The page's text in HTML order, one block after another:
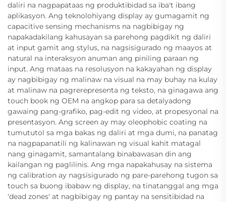
daliri na nagpapataas ng produktibidad sa iba't ibang
aplikasyon. Ang teknolohiyang display ay gumagamit ng
capacitive sensing mechanisms na nagbibigay ng
napakadakilang kahusayan sa parehong pagdikit ng daliri
at input gamit ang stylus, na nagsisigurado ng maayos at
natural na interaksyon anuman ang piniling paraan ng
input. Ang mataas na resolusyon na kakayahan ng display
ay nagbibigay ng malinaw na visual na may buhay na kulay
at malinaw na pagrerepresenta ng teksto, na ginagawa ang
touch book ng OEM na angkop para sa detalyadong
gawaing pang-grafiko, pag-edit ng video, at propesyonal na
presentasyon. Ang screen ay may oleophobic coating na
tumututol sa mga bakas ng daliri at mga dumi, na panatag
na nagpapanatili ng kalinawan ng visual kahit matagal
nang ginagamit, samantalang binabawasan din ang
kailangan ng paglilinis. Ang mga napakahusay na sistema
ng calibration ay nagsisigurado ng pare-parehong tugon sa
touch sa buong ibabaw ng display, na tinatanggal ang mga
'dead zones' at nagbibigay ng pantay na sensitibidad na